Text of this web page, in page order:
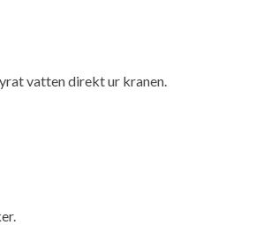
vatten direkt ur kranen.